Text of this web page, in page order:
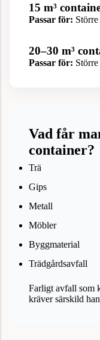
15 m³
Passar för:
20–30 m³
Passar för:
Vad får
container?
Trä
Gips
Metall
Möbler
Byggmaterial
Trädgårdsavfall
Farligt avfall som
kräver särskild